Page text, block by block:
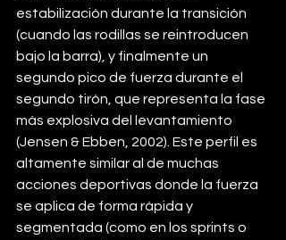
estabilización durante la transición
(cuando las rodillas se reintroducen
bajo la barra), y finalmente un
segundo pico de fuerza durante el
segundo tirón, que representa la fase
más explosiva del levantamiento
(Jensen & Ebben, 2002). Este perfil es
altamente similar al de muchas
acciones deportivas donde la fuerza
se aplica de forma rápida y
segmentada (como en los sprints o